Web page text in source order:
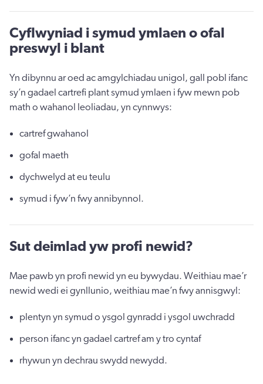
Cyflwyniad i symud ymlaen o ofal
preswyl i blant
Yn dibynnu ar oed ac amgylchiadau unigol, gall pobl ifanc
sy’n gadael cartrefi plant symud ymlaen i fyw mewn pob
math o wahanol leoliadau, yn cynnwys:
cartref gwahanol
gofal maeth
dychwelyd at eu teulu
symud i fyw’n fwy annibynnol.
Sut deimlad yw profi newid?
Mae pawb yn profi newid yn eu bywydau. Weithiau mae’r
newid wedi ei gynllunio, weithiau mae’n fwy annisgwyl:
plentyn yn symud o ysgol gynradd i ysgol uwchradd
person ifanc yn gadael cartref am y tro cyntaf
rhywun yn dechrau swydd newydd.